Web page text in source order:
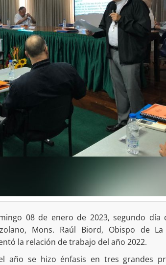
08 de enero de 2023, segundo día
Mons. Raúl Biord, Obispo de
la relación de trabajo del año 2022.
año se hizo énfasis en tres grandes